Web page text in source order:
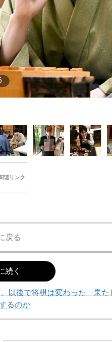
もっと見る
連リンク
戻る
続く
以後で将棋は変わった 果た
るのか